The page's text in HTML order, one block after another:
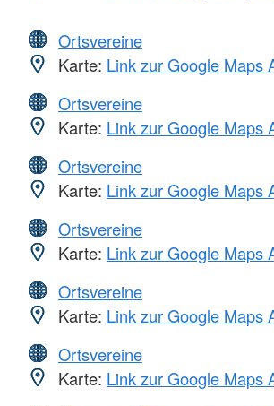
Ortsvereine
Karte: Link zur Google Maps
Ortsvereine
Karte: Link zur Google Maps
Ortsvereine
Karte: Link zur Google Maps
Ortsvereine
Karte: Link zur Google Maps
Ortsvereine
Karte: Link zur Google Maps
Ortsvereine
Karte: Link zur Google Maps